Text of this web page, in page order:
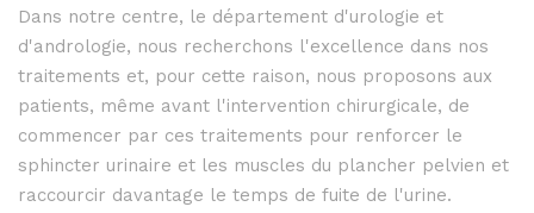
Dans notre centre, le département d'urologie et
d'andrologie, nous recherchons l'excellence dans nos
traitements et, pour cette raison, nous proposons aux
patients, même avant l'intervention chirurgicale, de
commencer par ces traitements pour renforcer le
sphincter urinaire et les muscles du plancher pelvien et
raccourcir davantage le temps de fuite de l'urine.